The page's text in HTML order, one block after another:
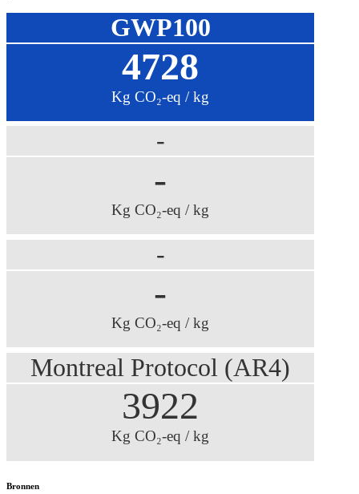
GWP100
4728
Kg CO₂-eq / kg
-
-
Kg CO₂-eq / kg
-
-
Kg CO₂-eq / kg
Montreal Protocol (AR4)
3922
Kg CO₂-eq / kg
Bronnen